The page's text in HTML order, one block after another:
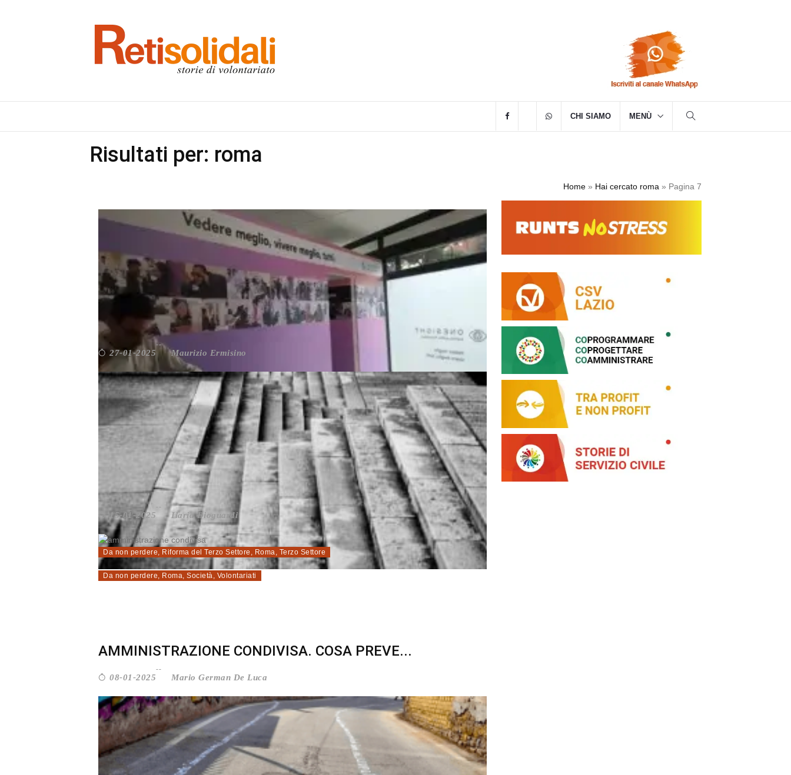
CHI SIAMO MENÙ
Risultati per: roma
Home » Hai cercato roma » Pagina 7
Da non perdere Roma ,Salute ,Volontariati
PER L’ANNO GIUBILARE A ROMA UN NUOVO ...
27-01-2025 Maurizio Ermisino
Da non perdere, Roma, Società, Volontariati
GIUBILEO 2025. ROMA È UNA CITTÀ ACCES...
15-01-2025 Ilaria Dioguardi
Da non perdere, Riforma del Terzo Settore , Roma, Terzo Settore
AMMINISTRAZIONE CONDIVISA. COSA PREVE...
08-01-2025 Mario German De Luca